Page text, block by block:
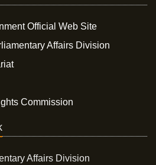
Official Web Site
Affairs Division
Commission
Affairs Division